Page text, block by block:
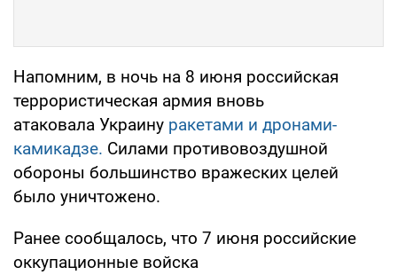
Напомним, в ночь на 8 июня российская
террористическая армия вновь
атаковала Украину ракетами и дронами-
камикадзе. Силами противовоздушной
обороны большинство вражеских целей
было уничтожено.
Ранее сообщалось, что 7 июня российские
оккупационные войска